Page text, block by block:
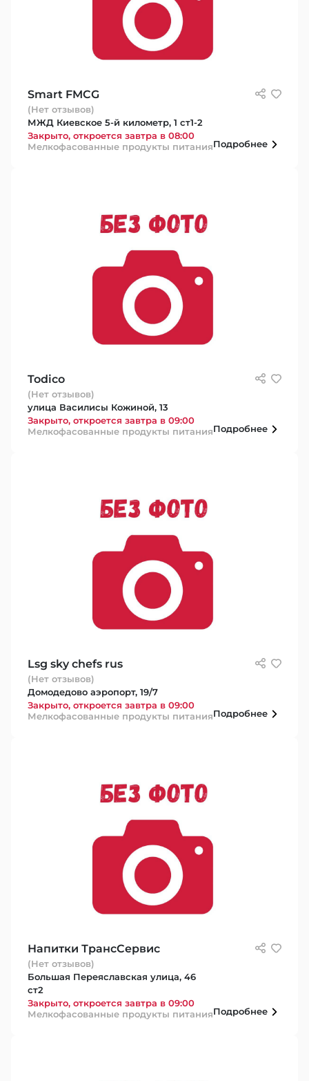
Smart FMCG
(Нет отзывов)
МЖД Киевское 5-й километр, 1 ст1-2
Закрыто, откроется завтра в 08:00
Мелкофасованные продукты питанияПодробнее
Todico
(Нет отзывов)
улица Василисы Кожиной, 13
Закрыто, откроется завтра в 09:00
Мелкофасованные продукты питанияПодробнее
Lsg sky chefs rus
(Нет отзывов)
Домодедово аэропорт, 19/7
Закрыто, откроется завтра в 09:00
Мелкофасованные продукты питанияПодробнее
Напитки ТрансСервис
(Нет отзывов)
Большая Переяславская улица, 46
ст2
Закрыто, откроется завтра в 09:00
Мелкофасованные продукты питанияПодробнее